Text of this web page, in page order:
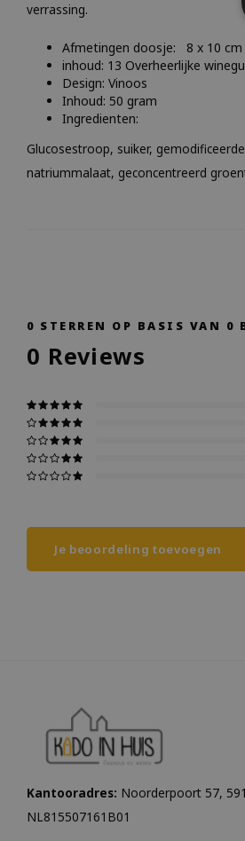
verrassing.
Afmetingen doosje: 8 x 10 cm
inhoud: 13 Overheerlijke
Design: Vinoos
Inhoud: 50 gram
Ingredienten:
Glucosestroop, suiker,
natriummalaat, geconcentreerd
0 STERREN OP BASIS VAN 0
0 Reviews
Je beoordeling toevoegen
Kantooradres: Noorderpoort 57,
NL815507161B01